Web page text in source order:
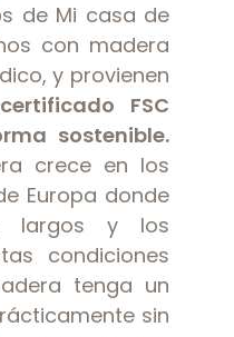
de Mi casa de
con madera
y provienen
FSC
sostenible.
crece en los
Europa donde
largos y los
condiciones
tenga un
sin